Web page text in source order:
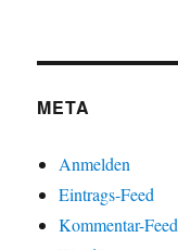
META
Anmelden
Eintrags-Feed
Kommentar-Feed